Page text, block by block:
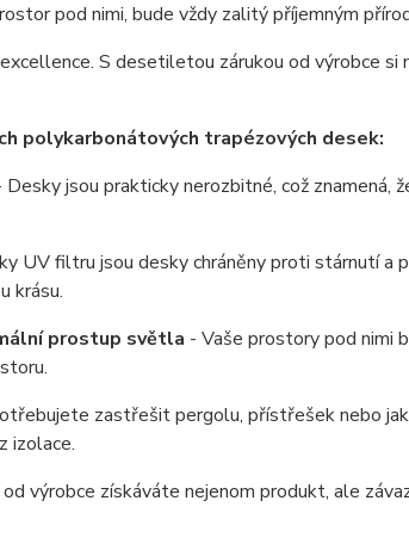
pod nimi, bude vždy zalitý příjemným
S desetiletou zárukou od výrobce
polykarbonátových trapézových desek:
jsou prakticky nerozbitné, což znamená,
UV filtru jsou desky chráněny proti stárnutí a
krásu.
prostup světla - Vaše prostory pod nimi
zastřešit pergolu, přístřešek nebo
izolace.
od výrobce získáváte nejenom produkt, ale